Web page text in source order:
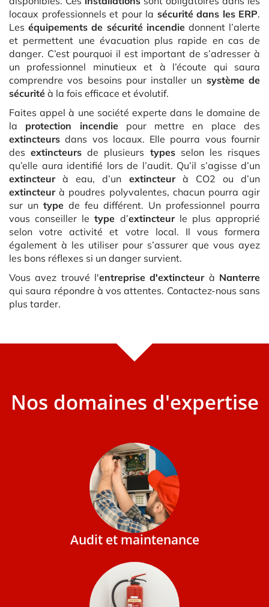
locaux professionnels et pour la sécurité dans les ERP.
Leséquipements de sécurité incendiedonnent l’alerte
et permettent une évacuation plus rapide en cas de
danger. C’est pourquoi il est important de s’adresser à
un professionnel minutieux et à l’écoute qui saura
comprendre vos besoins pour installer un système de
sécurité à la fois efficace et évolutif.
Faites appel à une société experte dans le domaine de
la protection incendiepour mettre en place des
extincteurs dans vos locaux. Elle pourra vous fournir
desextincteurs de plusieurs typesselon les risques
qu’elle aura identifié lors de l’audit. Qu’il s’agisse d’un
extincteurà eau, d’un extincteurà CO2 ou d’un
extincteurà poudres polyvalentes, chacun pourra agir
sur un type de feu différent. Un professionnel pourra
vous conseiller letype d’extincteurle plus approprié
selon votre activité et votre local. Il vous formera
également à les utiliser pour s’assurer que vous ayez
les bons réflexes si un danger survient.
Vous avez trouvé l'entreprise d'extincteurà Nanterre
qui saura répondre à vos attentes. Contactez-nous sans
plus tarder.
Nos domaines d'expertise
Audit et maintenance